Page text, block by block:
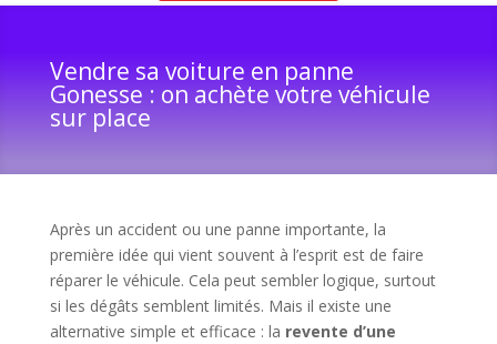
Vendre sa voiture en panne
Gonesse : on achète votre véhicule
sur place
Après un accident ou une panne importante, la
première idée qui vient souvent à l’esprit est de faire
réparer le véhicule. Cela peut sembler logique, surtout
si les dégâts semblent limités. Mais il existe une
alternative simple et efficace : la revente d’une